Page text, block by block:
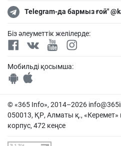
Telegram-да бармыз ғой"
Біз әлеуметтік желілерде:
Мобильді қосымша:
© «365 Info», 2014–2026
050013, ҚР, Алматы қ.,
корпус, 472 кеңсе